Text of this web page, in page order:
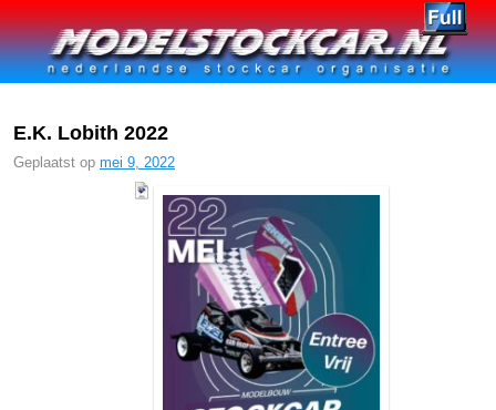
E.K. Lobith 2022
Geplaatst op mei 9, 2022